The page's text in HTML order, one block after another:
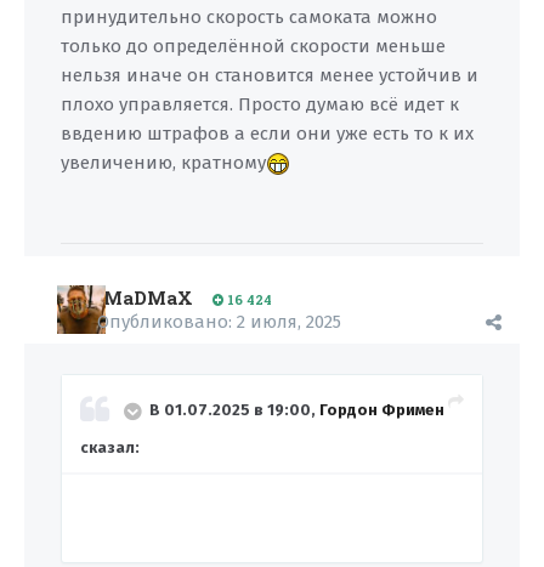
принудительно скорость самоката можно
только до определённой скорости меньше
нельзя иначе он становится менее устойчив и
плохо управляется. Просто думаю всё идет к
ввдению штрафов а если они уже есть то к их
увеличению, кратному
MaDMaX 16 424
Опубликовано: 2 июля, 2025
В 01.07.2025 в 19:00, Гордон Фримен
сказал: